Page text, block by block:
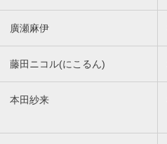
廣瀬麻伊
藤田ニコル(にこるん)
本田紗来